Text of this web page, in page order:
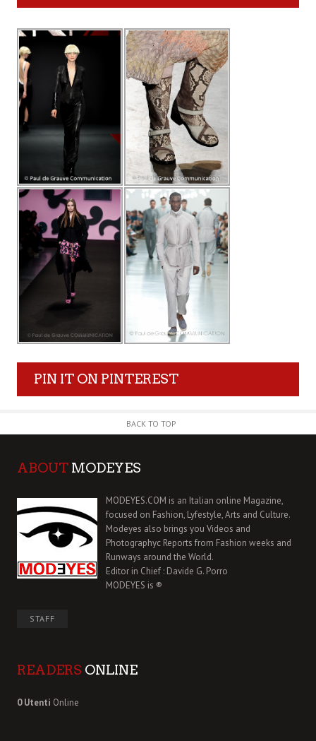
PIN IT ON PINTEREST
BACK TO TOP
ABOUT MODEYES
MODEYES.COM is an Italian online Magazine,
focused on Fashion, Lyfestyle, Arts and Culture.
Modeyes also brings you Videos and
Photographyc Reports from Fashion weeks and
Runways around the World.
Editor in Chief : Davide G. Porro
MODEYES is ®
STAFF
READERS ONLINE
0 Utenti Online